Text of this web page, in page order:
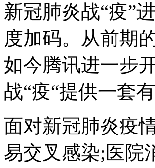
新冠肺炎战“疫”
度加码。从前期
如今腾讯进一步
战“疫“提供一套
面对新冠肺炎疫
易交叉感染;医院